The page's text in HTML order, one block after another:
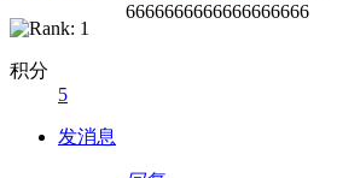
积分
5
发消息
6666666666666666666